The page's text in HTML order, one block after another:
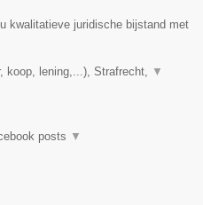
kwalitatieve juridische bijstand met
koop, lening,...), Strafrecht, ▼
posts ▼